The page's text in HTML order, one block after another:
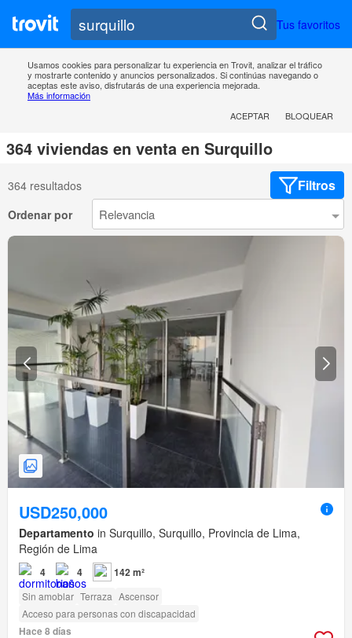
Tus favoritos
Usamos cookies para personalizar tu experiencia en Trovit, analizar el tráfico
y mostrarte contenido y anuncios personalizados. Si continúas navegando o
aceptas este aviso, disfrutarás de una experiencia mejorada.
Más información
ACEPTAR
BLOQUEAR
364 viviendas en venta en Surquillo
364 resultados Filtros
Ordenar por
USD250,000
Departamento in Surquillo, Surquillo, Provincia de Lima,
Región de Lima
4 4 142 m²
Sin amoblar Terraza Ascensor
Acceso para personas con discapacidad
Hace 8 días